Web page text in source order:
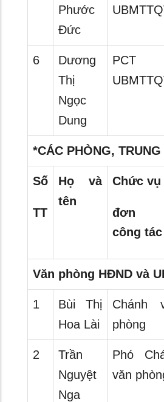
Phước
Đức
6
Dương
Thị
Ngọc
Dung
PCT
*CÁC PHÒNG, TRUNG
Số
TT
Họ và
tên
Chức vụ
đơn
công tác
Văn phòng HĐND và
1
Bùi Thị
Hoa Lài
Chánh
phòng
2
Trần
Nguyệt
Nga
Phó
văn